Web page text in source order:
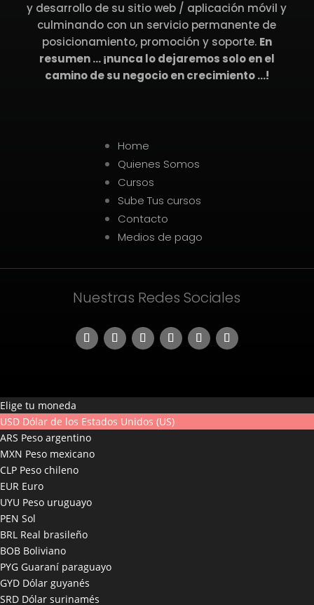
y desarrollo de su sitio web / aplicación móvil y
culminando con un servicio permanente de
posicionamiento, promoción y soporte. En
resumen … ¡nunca lo dejaremos solo en el
camino de su negocio en crecimiento …!
Home
Quienes Somos
Cursos
Sube Tus cursos
Contacto
Medios de pago
Nuestras Redes Sociales
Elige tu moneda
USD Dólar de los Estados Unidos (US)
ARS Peso argentino
MXN Peso mexicano
CLP Peso chileno
EUR Euro
UYU Peso uruguayo
PEN Sol
BRL Real brasileño
BOB Boliviano
PYG Guaraní paraguayo
GYD Dólar guyanés
SRD Dólar surinamés